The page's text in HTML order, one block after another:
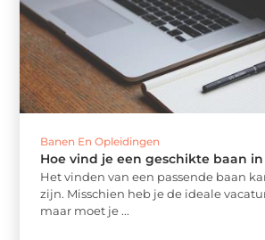
Banen En Opleidingen
Hoe vind je een geschikte baan
Het vinden van een passende baan
zijn. Misschien heb je de ideale
maar moet je ...